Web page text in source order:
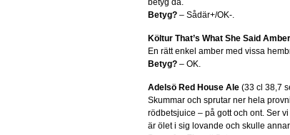
betyg då.
Betyg? – Sådär+/OK-.
Költur That’s What She Said
En rätt enkel amber med vissa
Betyg? – OK.
Adelsö Red House Ale (33 cl 38,7
Skummar och sprutar ner hela
rödbetsjuice – på gott och ont. Ser
är ölet i sig lovande och skulle